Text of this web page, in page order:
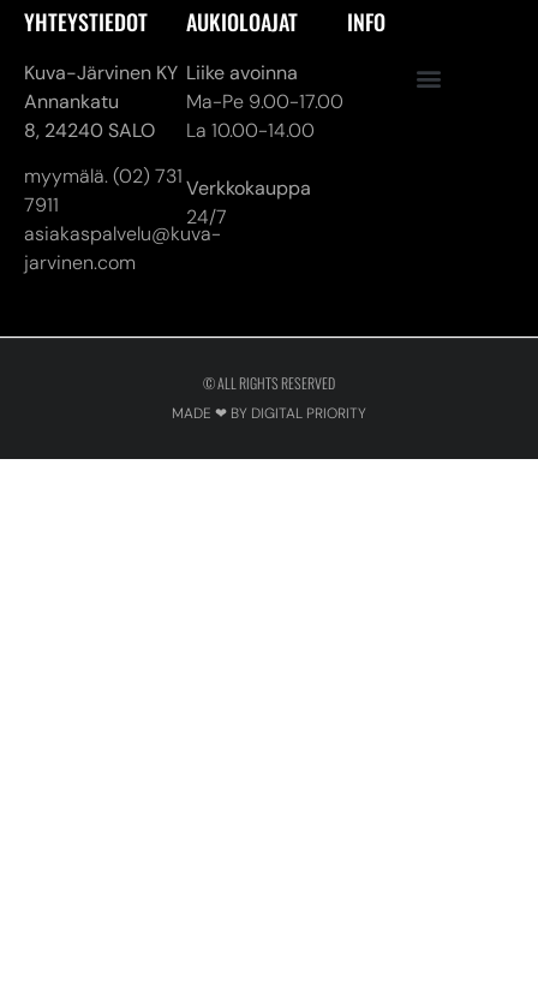
YHTEYSTIEDOT
Kuva-Järvinen KY
Annankatu
8, 24240 SALO
myymälä. (02) 731
7911
asiakaspalvelu@kuva-
jarvinen.com
AUKIOLOAJAT
Liike avoinna
Ma-Pe 9.00-17.00
La 10.00-14.00
Verkkokauppa
24/7
INFO
© ALL RIGHTS RESERVED
MADE ❤ BY DIGITAL PRIORITY